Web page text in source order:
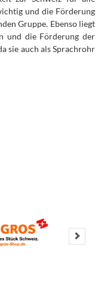
und die Förderung
Gruppe. Ebenso liegt
und die Förderung der
sie auch als Sprachrohr